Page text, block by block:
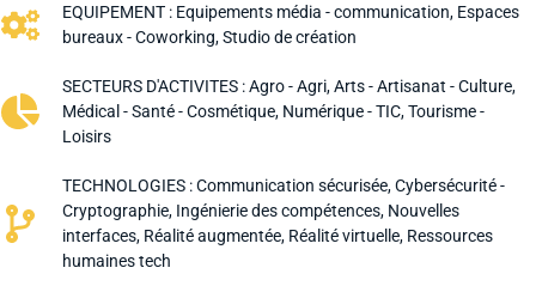
EQUIPEMENT : Equipements média - communication, Espaces
bureaux - Coworking,Studio de création
SECTEURS D'ACTIVITES :Agro - Agri,Arts - Artisanat - Culture,
Médical - Santé - Cosmétique, Numérique - TIC,Tourisme -
Loisirs
TECHNOLOGIES :Communication sécurisée,Cybersécurité -
Cryptographie, Ingénierie des compétences, Nouvelles
interfaces, Réalité augmentée, Réalité virtuelle, Ressources
humaines tech